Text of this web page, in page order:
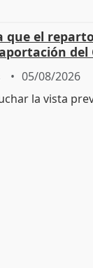
el
del
05/08/2026